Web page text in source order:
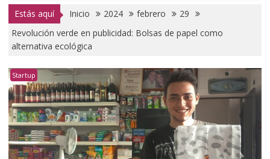
Estás aquí Inicio 2024 febrero
29
Revolución verde en publicidad: Bolsas de papel como
alternativa ecológica
Startup